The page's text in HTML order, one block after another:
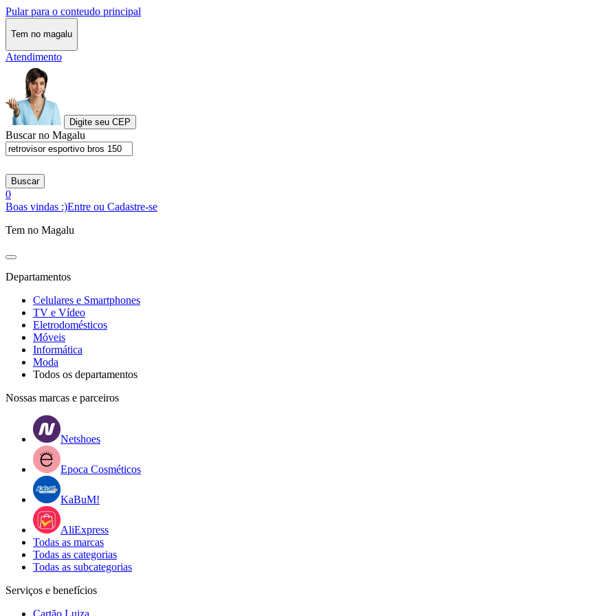
Pular para o conteudo principal
Tem no magalu
Atendimento
Digite seu CEP
Buscar no Magalu
Buscar
0
Boas vindas :)Entre ou Cadastre-se
Tem no Magalu
Departamentos
Celulares e Smartphones
TV e Vídeo
Eletrodomésticos
Móveis
Informática
Moda
Todos os departamentos
Nossas marcas e parceiros
Netshoes
Epoca Cosméticos
KaBuM!
AliExpress
Todas as marcas
Todas as categorias
Todas as subcategorias
Serviços e benefícios
Cartão Luiza